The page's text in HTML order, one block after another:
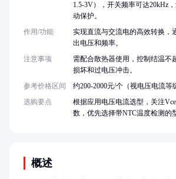
概述
1.5-3V），开关频率可达20kHz
动保护。
作用/功能
实现直流与交流电的高效转换，
出电压和频率。
注意事项
需配合散热器使用，控制结温不
损坏和过电压冲击。
参考价格区间
约200-2000元/个（视电压电流等
选购要点
根据应用电压电流选型，关注
数，优先选择带NTC温度检测的